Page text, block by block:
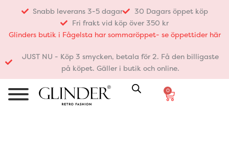
innehåll
Snabb leverans 3-5 dagar
30 Dagars öppet köp
Fri frakt vid köp över 350 kr
Glinders butik i Fågelsta har sommaröppet- se öppettider här
JUST NU - Köp 3 smycken, betala för 2. Få den billigaste
på köpet. Gäller i butik och online.
0
Varukorg